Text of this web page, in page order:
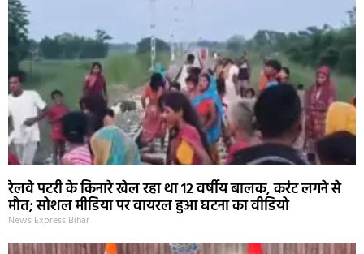
रेलवे पटरी के किनारे खेल रहा था 12 वर्षीय बालक, करंट लगने से
मौत; सोशल मीडिया पर वायरल हुआ घटना का वीडियो
News Express Bihar